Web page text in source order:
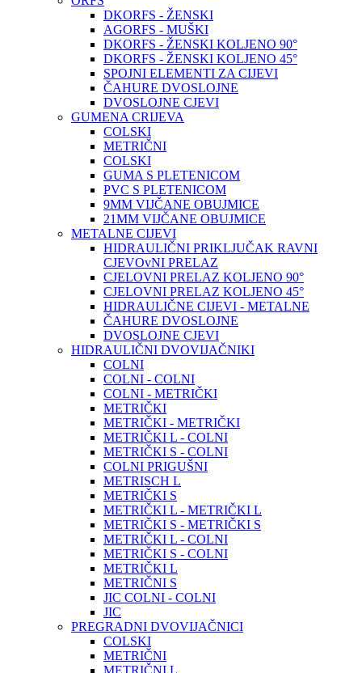
DKORFS - ŽENSKI
AGORFS - MUŠKI
DKORFS - ŽENSKI KOLJENO 90°
DKORFS - ŽENSKI KOLJENO 45°
SPOJNI ELEMENTI ZA CIJEVI
ČAHURE DVOSLOJNE
DVOSLOJNE CJEVI
GUMENA CRIJEVA
COLSKI
METRIČNI
COLSKI
GUMA S PLETENICOM
PVC S PLETENICOM
9MM VIJČANE OBUJMICE
21MM VIJČANE OBUJMICE
METALNE CIJEVI
HIDRAULIČNI PRIKLJUČAK RAVNI
CJEVOvNI PRELAZ
CJELOVNI PRELAZ KOLJENO 90°
CJELOVNI PRELAZ KOLJENO 45°
HIDRAULIČNE CIJEVI - METALNE
ČAHURE DVOSLOJNE
DVOSLOJNE CJEVI
HIDRAULIČNI DVOVIJAČNIKI
COLNI
COLNI - COLNI
COLNI - METRIČKI
METRIČKI
METRIČKI - METRIČKI
METRIČKI L - COLNI
METRIČKI S - COLNI
COLNI PRIGUŠNI
METRISCH L
METRIČKI S
METRIČKI L - METRIČKI L
METRIČKI S - METRIČKI S
METRIČKI L - COLNI
METRIČKI S - COLNI
METRIČKI L
METRIČNI S
JIC COLNI - COLNI
JIC
PREGRADNI DVOVIJAČNICI
COLSKI
METRIČNI
METRIČNI L